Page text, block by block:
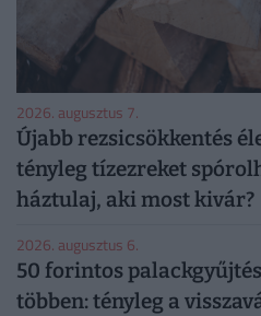
2026. augusztus 7.
Újabb rezsicsökkentés
tényleg tízezreket
háztulaj, aki most kivár?
2026. augusztus 6.
50 forintos
többen: tényleg a